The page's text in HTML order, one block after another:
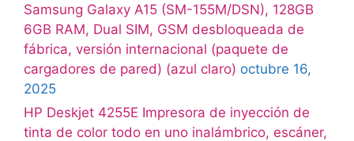
Samsung Galaxy A15 (SM-155M/DSN), 128GB
6GB RAM, Dual SIM, GSM desbloqueada de
fábrica, versión internacional (paquete de
cargadores de pared) (azul claro) octubre 16,
2025
HP Deskjet 4255E Impresora de inyección de
tinta de color todo en uno inalámbrico, escáner,